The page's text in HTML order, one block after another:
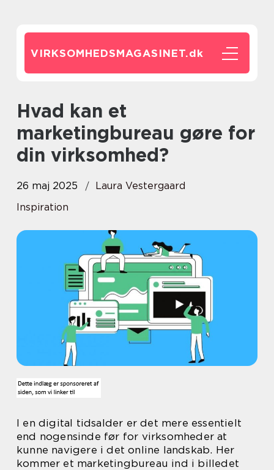
VIRKSOMHEDSMAGASINET.dk
Hvad kan et
marketingbureau gøre for
din virksomhed?
26 maj 2025
Laura Vestergaard
Inspiration
I en digital tidsalder er det mere essentielt
end nogensinde før for virksomheder at
kunne navigere i det online landskab. Her
kommer et marketingbureau ind i billedet